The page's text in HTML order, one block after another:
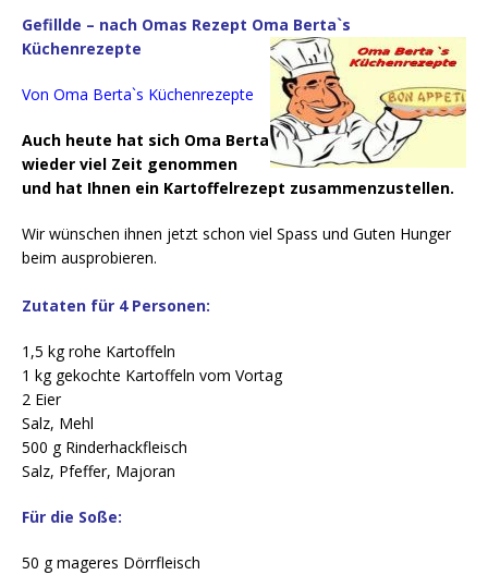
Gefillde – nach Omas Rezept Oma Berta`s
Küchenrezepte
Von Oma Berta`s Küchenrezepte
Auch heute hat sich Oma Berta
wieder viel Zeit genommen
und hat Ihnen ein Kartoffelrezept zusammenzustellen.
Wir wünschen ihnen jetzt schon viel Spass und Guten Hunger
beim ausprobieren.
Zutaten für 4 Personen:
1,5 kg rohe Kartoffeln
1 kg gekochte Kartoffeln vom Vortag
2 Eier
Salz, Mehl
500 g Rinderhackfleisch
Salz, Pfeffer, Majoran
Für die Soße:
50 g mageres Dörrfleisch